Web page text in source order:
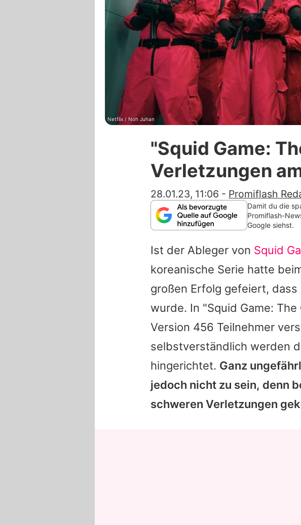
Netflix / Noh Juhan
"Squid Game:
Verletzungen
28.01.23, 11:06 - Promiflash
Damit du die
Promiflash-
Google siehst.
Ist der Ableger von Squid
koreanische Serie hatte
großen Erfolg gefeiert,
wurde. In "Squid Game:
Version 456 Teilnehmer
selbstverständlich werden
hingerichtet. Ganz
jedoch nicht zu sein, denn
schweren Verletzungen